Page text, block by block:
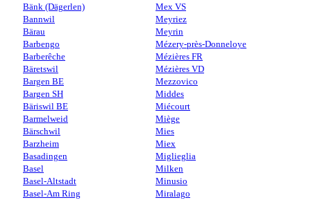
Bänk (Dägerlen)
Bannwil
Bärau
Barbengo
Barberêche
Bäretswil
Bargen BE
Bargen SH
Bäriswil BE
Barmelweid
Bärschwil
Barzheim
Basadingen
Basel
Basel-Altstadt
Basel-Am Ring
Mex VS
Meyriez
Meyrin
Mézery-près-Donneloye
Mézières FR
Mézières VD
Mezzovico
Middes
Miécourt
Miège
Mies
Miex
Miglieglia
Milken
Minusio
Miralago